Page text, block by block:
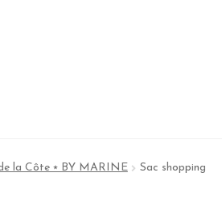
la Côte ⭑ BY MARINE Sac shopping